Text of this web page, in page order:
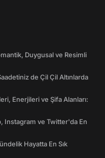
Duygusal ve Resimli
de Çil Çil Altınlarda
Enerjileri ve Şifa Alanları:
Instagram ve Twitter'da En
Hayatta En Sık